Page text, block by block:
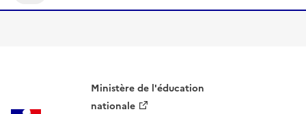
S'abonner À Histoire
Ministère de l'éducation
nationale